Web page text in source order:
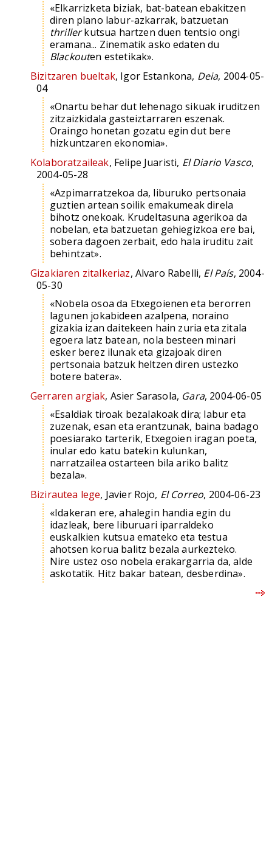
«Elkarrizketa biziak, bat-batean ebakitzen
diren plano labur-azkarrak, batzuetan
thrillerkutsua hartzen duen tentsio ongi
eramana... Zinematik asko edaten du
Blackouten estetikak».
Bizitzaren bueltak, Igor Estankona, Deia, 2004-05-
04
«Onartu behar dut lehenago sikuak iruditzen
zitzaizkidala gasteiztarraren eszenak.
Oraingo honetan gozatu egin dut bere
hizkuntzaren ekonomia».
Kolaboratzaileak, Felipe Juaristi, El Diario Vasco,
2004-05-28
«Azpimarratzekoa da, liburuko pertsonaia
guztien artean soilik emakumeak direla
bihotz onekoak. Krudeltasuna agerikoa da
nobelan, eta batzuetan gehiegizkoa ere bai,
sobera dagoen zerbait, edo hala iruditu zait
behintzat».
Gizakiaren zitalkeriaz, Alvaro Rabelli, El País, 2004-
05-30
«Nobela osoa da Etxegoienen eta berorren
lagunen jokabideen azalpena, noraino
gizakia izan daitekeen hain zuria eta zitala
egoera latz batean, nola besteen minari
esker berez ilunak eta gizajoak diren
pertsonaia batzuk heltzen diren ustezko
botere batera».
Gerraren argiak, Asier Sarasola, Gara, 2004-06-05
«Esaldiak tiroak bezalakoak dira; labur eta
zuzenak, esan eta erantzunak, baina badago
poesiarako tarterik, Etxegoien iragan poeta,
inular edo katu batekin kulunkan,
narratzailea ostarteen bila ariko balitz
bezala».
Bizirautea lege, Javier Rojo, El Correo, 2004-06-23
«Idakeran ere, ahalegin handia egin du
idazleak, bere liburuari iparraldeko
euskalkien kutsua emateko eta testua
ahotsen korua balitz bezala aurkezteko.
Nire ustez oso nobela erakargarria da, alde
askotatik. Hitz bakar batean, desberdina».